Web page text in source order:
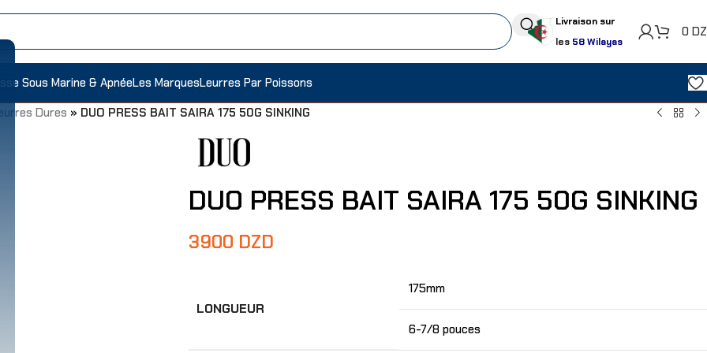
Livraison sur
les 58 Wilayas
0
Sous Marine & ApnéeLes MarquesLeurres Par Poissons
Dures » DUO PRESS BAIT SAIRA 175 50G SINKING
DUO PRESS BAIT SAIRA 175 50G SINKING
3900 DZD
LONGUEUR
175mm
6-7/8 pouces